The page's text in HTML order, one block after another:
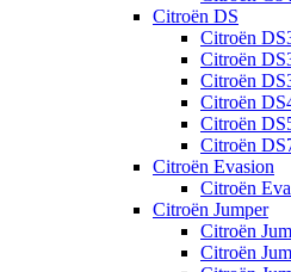
Citroën DS
Citroën
Citroën
Citroën
Citroën
Citroën
Citroën
Citroën Evasion
Citroën
Citroën Jumper
Citroën
Citroën